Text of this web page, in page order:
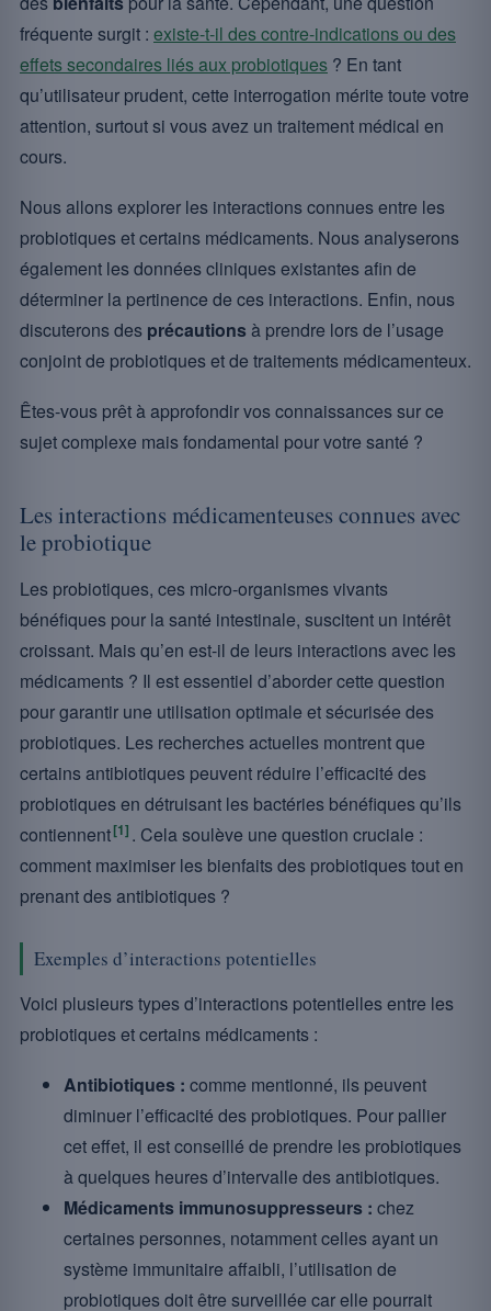
fréquente surgit : existe-t-il des contre-indications ou des
effets secondaires liés aux probiotiques ? En tant
qu’utilisateur prudent, cette interrogation mérite toute votre
attention, surtout si vous avez un traitement médical en
cours.
Nous allons explorer les interactions connues entre les
probiotiques et certains médicaments. Nous analyserons
également les données cliniques existantes afin de
déterminer la pertinence de ces interactions. Enfin, nous
discuterons des précautionsà prendre lors de l’usage
conjoint de probiotiques et de traitements médicamenteux.
Êtes-vous prêt à approfondir vos connaissances sur ce
sujet complexe mais fondamental pour votre santé ?
Les interactions médicamenteuses connues avec
le probiotique
Les probiotiques, ces micro-organismes vivants
bénéfiques pour la santé intestinale, suscitent un intérêt
croissant. Mais qu’en est-il de leurs interactions avec les
médicaments ? Il est essentiel d’aborder cette question
pour garantir une utilisation optimale et sécurisée des
probiotiques. Les recherches actuelles montrent que
certains antibiotiques peuvent réduire l’efficacité des
probiotiques en détruisant les bactéries bénéfiques qu’ils
contiennent[1] . Cela soulève une question cruciale :
comment maximiser les bienfaits des probiotiques tout en
prenant des antibiotiques ?
Exemples d’interactions potentielles
Voici plusieurs types d’interactions potentielles entre les
probiotiques et certains médicaments :
Antibiotiques : comme mentionné, ils peuvent
diminuer l’efficacité des probiotiques. Pour pallier
cet effet, il est conseillé de prendre les probiotiques
à quelques heures d’intervalle des antibiotiques.
Médicaments immunosuppresseurs : chez
certaines personnes, notamment celles ayant un
système immunitaire affaibli, l’utilisation de
probiotiques doit être surveillée car elle pourrait